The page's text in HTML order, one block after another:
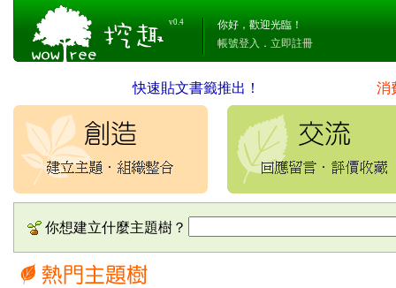
v0.4
你好，歡迎光臨！
帳號登入 ． 立即註冊
快速貼文書籤推出！ 消
你想建立什麼主題樹？